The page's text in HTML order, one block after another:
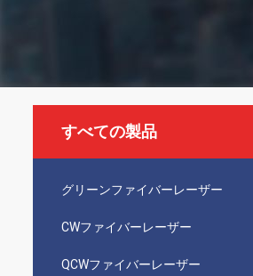
すべての製品
グリーンファイバーレーザー
CWファイバーレーザー
QCWファイバーレーザー